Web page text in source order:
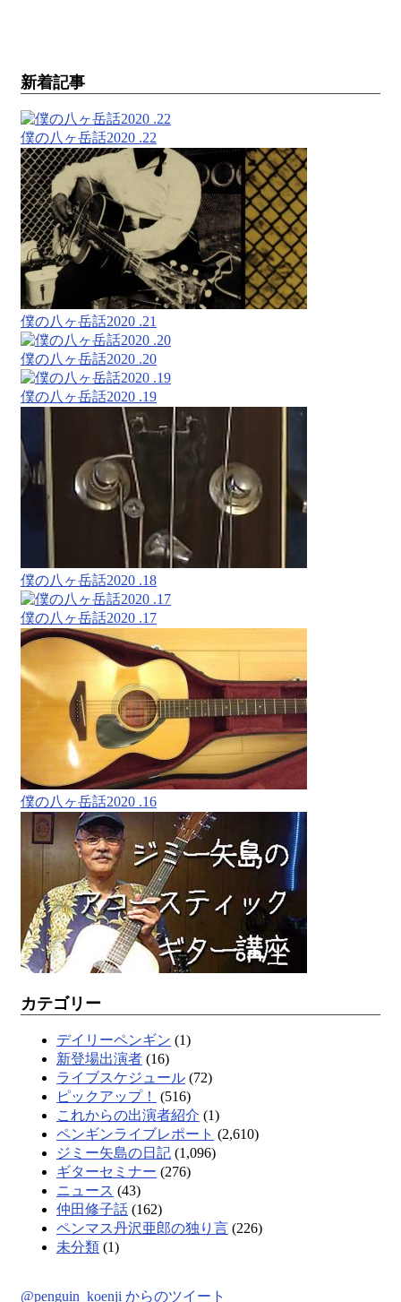
新着記事
僕の八ヶ岳話2020 .22
僕の八ヶ岳話2020 .21
僕の八ヶ岳話2020 .20
僕の八ヶ岳話2020 .19
僕の八ヶ岳話2020 .18
僕の八ヶ岳話2020 .17
僕の八ヶ岳話2020 .16
カテゴリー
デイリーペンギン (1)
新登場出演者 (16)
ライブスケジュール (72)
ピックアップ！
(516)
これからの出演者紹介 (1)
ペンギンライブレポート (2,610)
ジミー矢島の日記 (1,096)
ギターセミナー (276)
ニュース (43)
仲田修子話 (162)
ペンマス丹沢亜郎の独り言 (226)
未分類 (1)
@penguin_koenji からのツイート